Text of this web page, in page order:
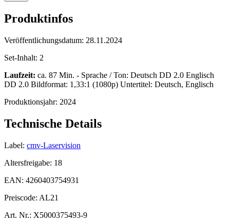
Produktinfos
Veröffentlichungsdatum: 28.11.2024
Set-Inhalt: 2
Laufzeit: ca. 87 Min. - Sprache / Ton: Deutsch DD 2.0 Englisch
DD 2.0 Bildformat: 1,33:1 (1080p) Untertitel: Deutsch, Englisch
Produktionsjahr: 2024
Technische Details
Label: cmv-Laservision
Altersfreigabe: 18
EAN: 4260403754931
Preiscode: AL21
Art. Nr.: X5000375493-9